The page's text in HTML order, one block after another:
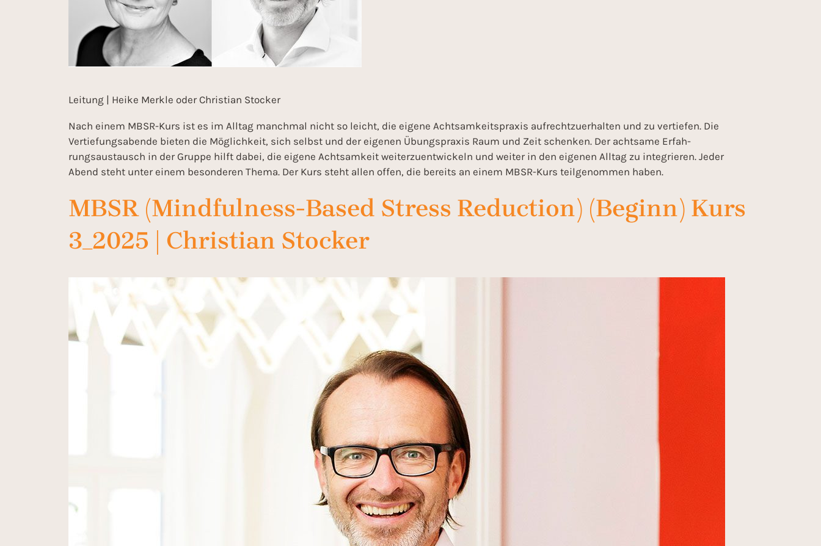
Leitung | Heike Merkle oder Christian Stocker
Nach einem MBSR-Kurs ist es im Alltag manchmal nicht so leicht, die eigene Achtsamkeitspraxis aufrechtzuerhalten und zu vertiefen. Die
Vertiefungsabende bieten die Möglichkeit, sich selbst und der eigenen Übungspraxis Raum und Zeit schenken. Der achtsame Erfah-
rungsaustausch in der Gruppe hilft dabei, die eigene Achtsamkeit weiterzuentwickeln und weiter in den eigenen Alltag zu integrieren. Jeder
Abend steht unter einem besonderen Thema. Der Kurs steht allen offen, die bereits an einem MBSR-Kurs teilgenommen haben.
MBSR (Mindfulness-Based Stress Reduction) (Beginn) Kurs
3_2025 | Christian Stocker